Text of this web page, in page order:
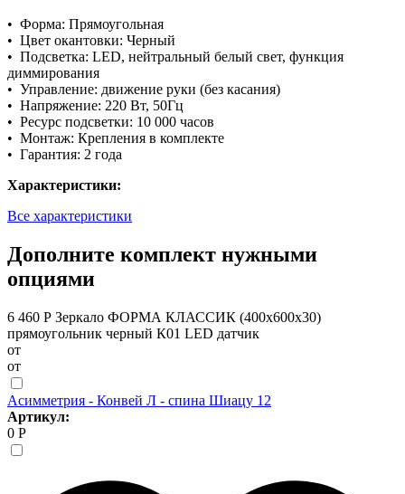
• Форма: Прямоугольная
• Цвет окантовки: Черный
• Подсветка: LED, нейтральный белый свет, функция
диммирования
• Управление: движение руки (без касания)
• Напряжение: 220 Вт, 50Гц
• Ресурс подсветки: 10 000 часов
• Монтаж: Крепления в комплекте
• Гарантия: 2 года
Характеристики:
Все характеристики
Дополните комплект нужными
опциями
6 460 Р Зеркало ФОРМА КЛАССИК (400х600х30)
прямоугольник черный К01 LED датчик
от
от
Асимметрия - Конвей Л - спина Шиацу 12
Артикул:
0 Р